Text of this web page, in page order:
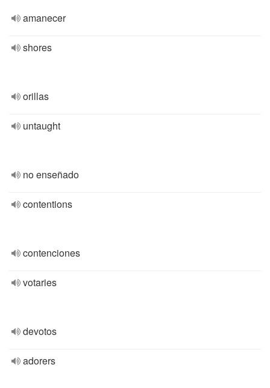
amanecer
shores
orillas
untaught
no enseñado
contentions
contenciones
votaries
devotos
adorers